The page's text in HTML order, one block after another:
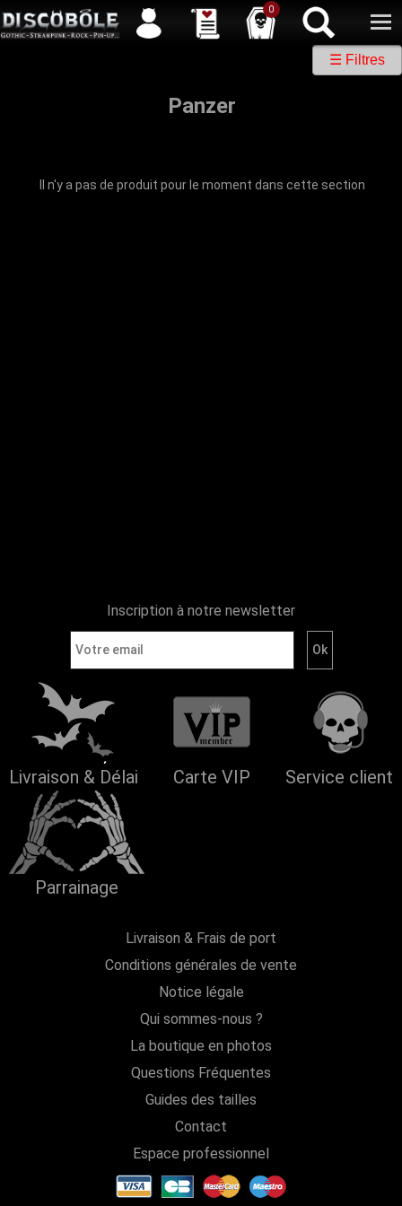
0
Service client 04 50 26 57 88 Newsletter | | Facebook
☰ Filtres
Panzer
Il n'y a pas de produit pour le moment dans cette section
Inscription à notre newsletter
Livraison & Délai Carte VIP Service client
Parrainage
Livraison & Frais de port
Conditions générales de vente
Notice légale
Qui sommes-nous ?
La boutique en photos
Questions Fréquentes
Guides des tailles
Contact
Espace professionnel